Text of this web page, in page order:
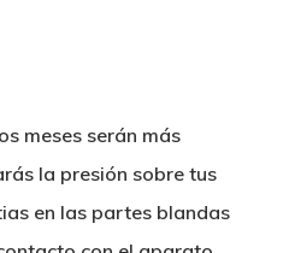
meses serán más
la presión sobre tus
en las partes blandas